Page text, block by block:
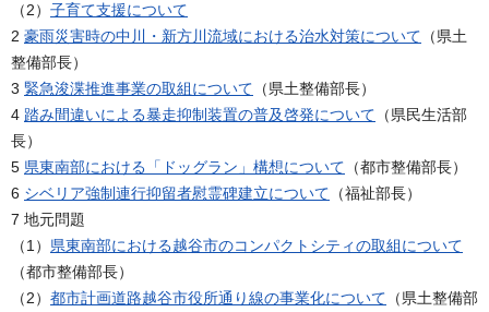
（2） 子育て支援について
2 豪雨災害時の中川・新方川流域における治水対策について （県土
整備部長）
3 緊急浚渫推進事業の取組について （県土整備部長）
4 踏み間違いによる暴走抑制装置の普及啓発について （県民生活部
長）
5 県東南部における「ドッグラン」構想について （都市整備部長）
6 シベリア強制連行抑留者慰霊碑建立について （福祉部長）
7 地元問題
（1） 県東南部における越谷市のコンパクトシティの取組について
（都市整備部長）
（2） 都市計画道路越谷市役所通り線の事業化について （県土整備部